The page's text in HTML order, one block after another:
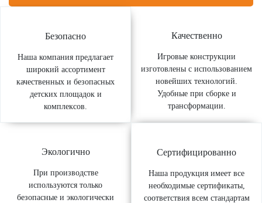
Безопасно
Наша компания предлагает
широкий ассортимент
качественных и безопасных
детских площадок и
комплексов.
Качественно
Игровые конструкции
изготовлены с использованием
новейших технологий.
Удобные при сборке и
трансформации.
Экологично
При производстве
используются только
безопасные и экологически
Сертифицированно
Наша продукция имеет все
необходимые сертификаты,
соответствия всем стандартам